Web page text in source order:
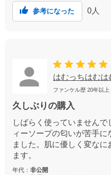
参考になった 0人
はむっちはむは
ファンケル歴 20年以上
久しぶりの購入
しばらく使っていません
ィーソープの匂いが苦手
ました。肌に優しく変な
ます。
年代： 非公開